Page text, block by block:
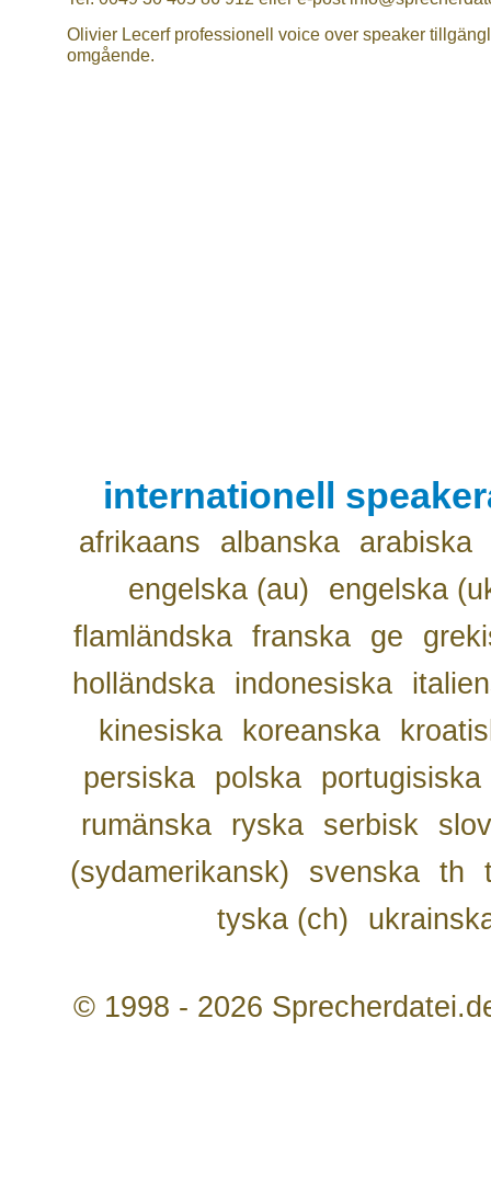
Olivier Lecerf professionell voice over speaker
omgående.
internationell
afrikaans albanska
arabiska
engelska (au)
engelska
flamländska franska ge
holländska
indonesiska
kinesiska
koreanska
persiska
polska
portugisiska
rumänska
ryska serbisk
(sydamerikansk)
svenska th
tyska (ch)
© 1998 - 2026